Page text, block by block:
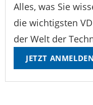
Alles, was Sie
die wichtigsten
der Welt der
JETZT ANMELDEN